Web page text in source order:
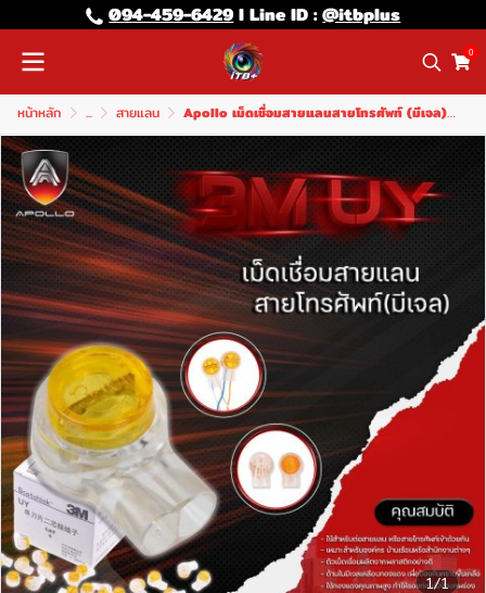
094-459-6429l Line lD :@itbplus
0
หน้าหลัก ... สายแลน Apollo เม็ดเชื่อมสายแลนสายโทรศัพท์ (มีเจล)แพ็ค 500 ชิ้น
1/1